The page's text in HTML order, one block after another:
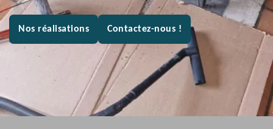
Nos réalisations Contactez-nous !